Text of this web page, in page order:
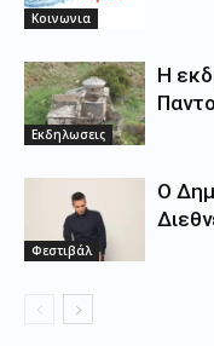
Κοινωνια
Εκδηλωσεις
Η
Φεστιβάλ
Ο